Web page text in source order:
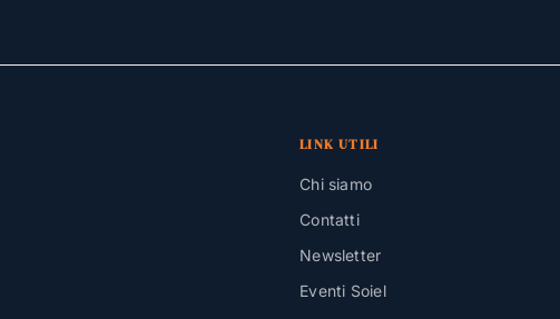
LINK UTILI
Chi siamo
Contatti
Newsletter
Eventi Soiel